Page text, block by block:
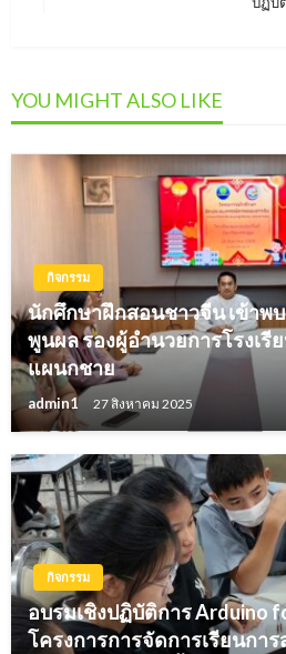
YOU MIGHT ALSO LIKE
กิจกรรม
นักศึกษาฝึกสอนชาวจีน เข้าพ
พูนผล รองผู้อำนวยการโรงเ
แผนกชาย
admin1 27 สิงหาคม 2025
กิจกรรม
อบรมเชิงปฏิบัติการ Arduino
โครงการการจัดการเรียนกา